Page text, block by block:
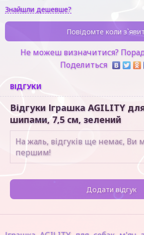
Знайшли дешевше?
Повідомте коли
Не можеш визначитися?
Поделиться
ВІДГУКИ
Відгуки Іграшка AGILITY
шипами, 7,5 см, зелений
На жаль, відгуків ще немає, Ви
першим!
Додати відгук